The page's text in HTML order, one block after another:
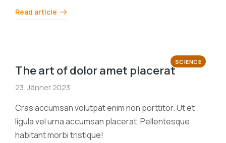
Read article
SCIENCE
The art of dolor amet placerat
23. Jänner 2023
Cras accumsan volutpat enim non porttitor. Ut et
ligula vel urna accumsan placerat. Pellentesque
habitant morbi tristique!